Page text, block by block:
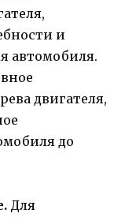
и
автомобиля.
двигателя,
до
Для